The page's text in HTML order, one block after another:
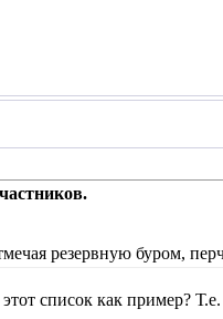
резервную буром,
этот список как